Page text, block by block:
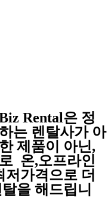
Rental은 정
는 렌탈사가 아
제품이 아닌,
온,오프라인
가격으로 더
을 해드립니